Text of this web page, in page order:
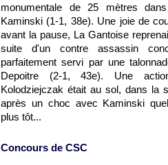
monumentale de 25 mètres
Kaminski (1-1, 38e). Une joie de
avant la pause, La Gantoise
suite d'un contre assassin
parfaitement servi par une
Depoitre (2-1, 43e). Une
Kolodziejczak était au sol, dans la
après un choc avec Kaminski
plus tôt...
Concours de CSC